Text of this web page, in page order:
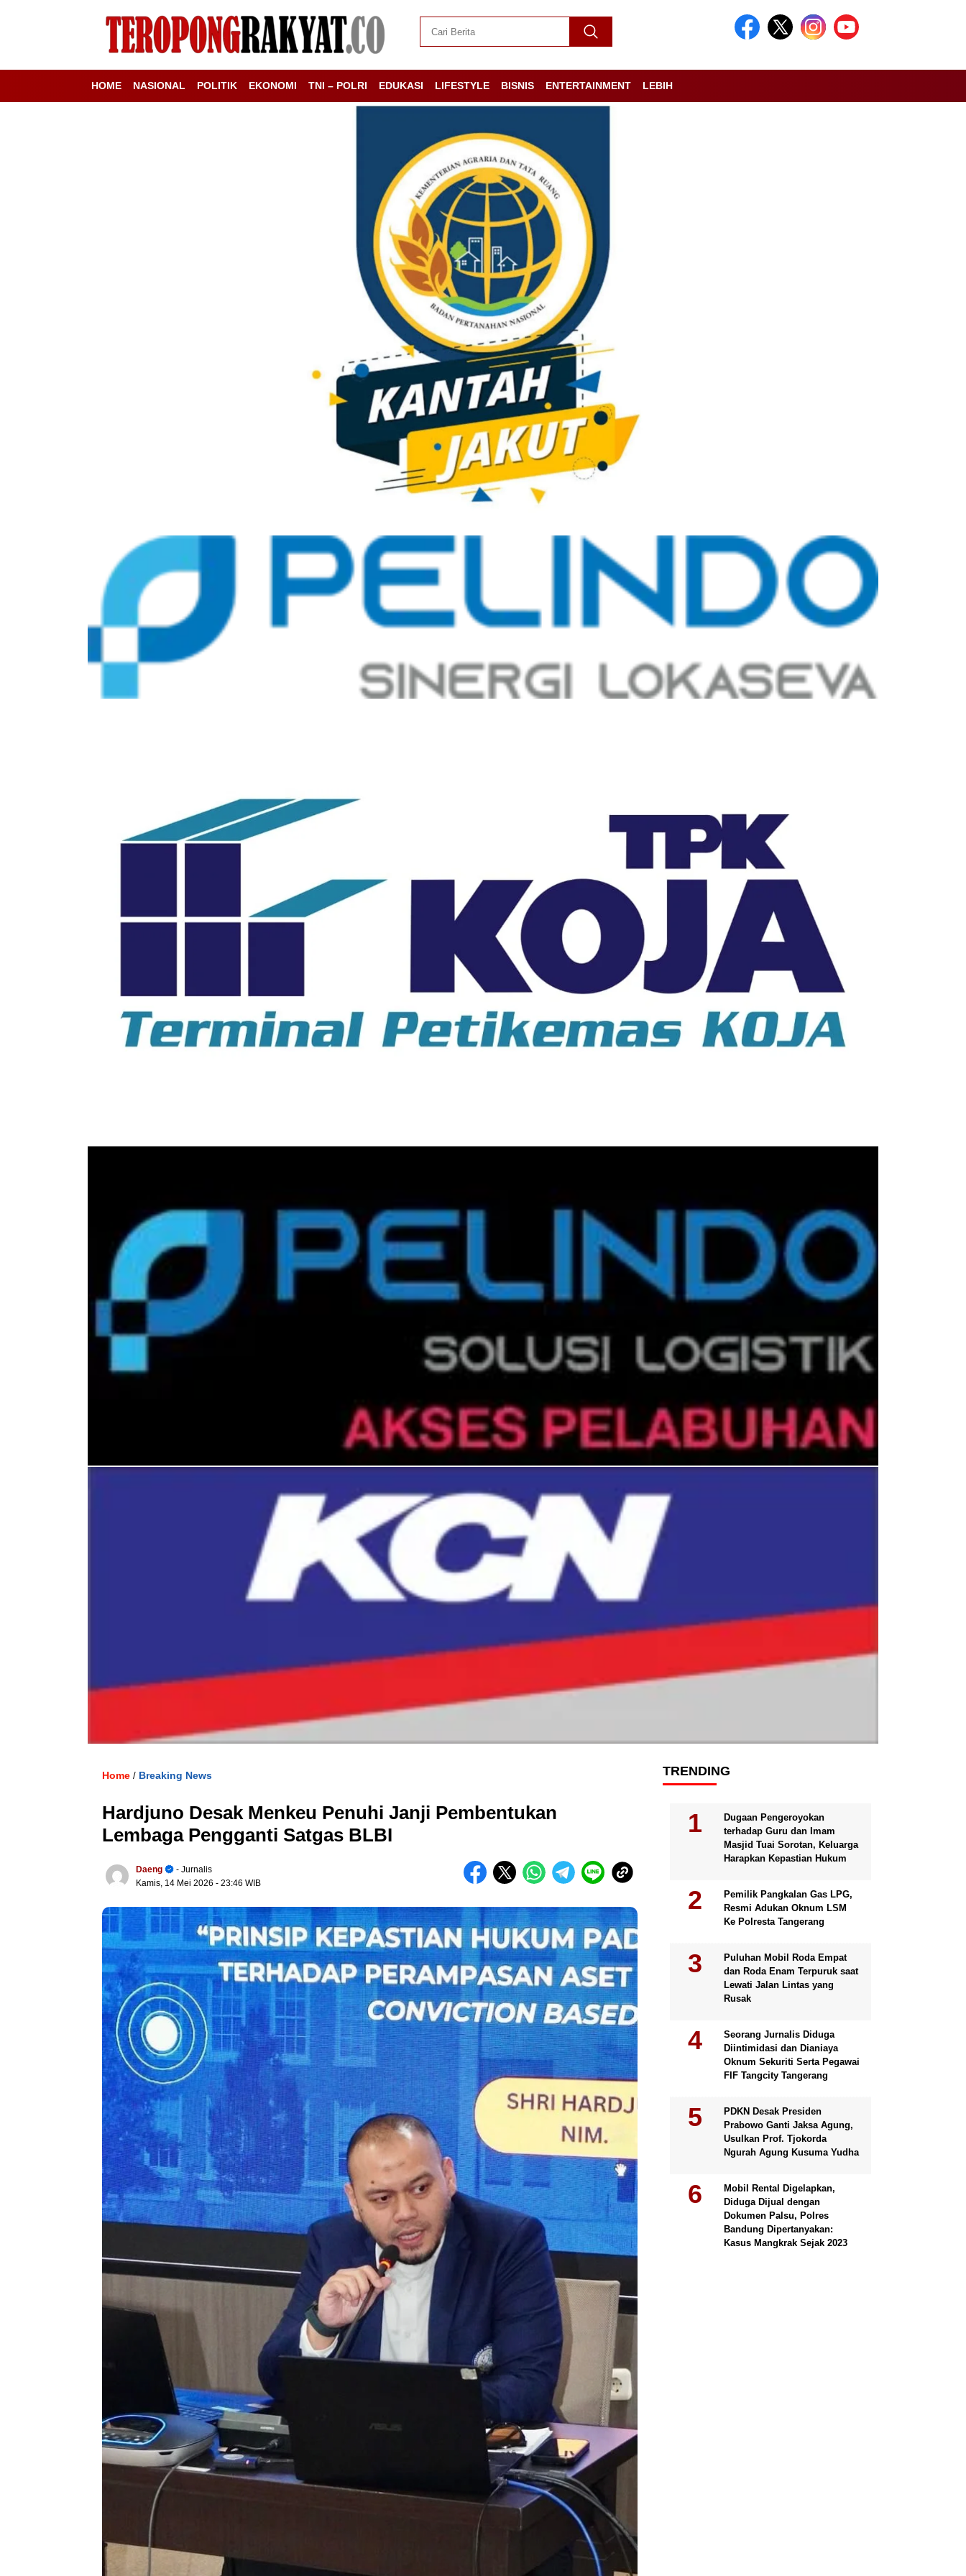
HOME NASIONAL POLITIK EKONOMI TNI – POLRI EDUKASI LIFESTYLE BISNIS ENTERTAINMENT LEBIH
Home / Breaking News
Hardjuno Desak Menkeu Penuhi Janji Pembentukan
Lembaga Pengganti Satgas BLBI
Daeng
- Jurnalis
Kamis, 14 Mei 2026 - 23:46 WIB
TRENDING
Dugaan Pengeroyokan
terhadap Guru dan Imam
Masjid Tuai Sorotan, Keluarga
Harapkan Kepastian Hukum
Pemilik Pangkalan Gas LPG,
Resmi Adukan Oknum LSM
Ke Polresta Tangerang
Puluhan Mobil Roda Empat
dan Roda Enam Terpuruk saat
Lewati Jalan Lintas yang
Rusak
Seorang Jurnalis Diduga
Diintimidasi dan Dianiaya
Oknum Sekuriti Serta Pegawai
FIF Tangcity Tangerang
PDKN Desak Presiden
Prabowo Ganti Jaksa Agung,
Usulkan Prof. Tjokorda
Ngurah Agung Kusuma Yudha
Mobil Rental Digelapkan,
Diduga Dijual dengan
Dokumen Palsu, Polres
Bandung Dipertanyakan:
Kasus Mangkrak Sejak 2023